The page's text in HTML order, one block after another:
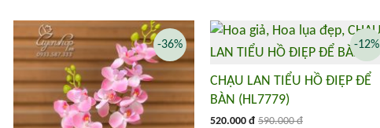
-36%
CHẬU LAN TIỂU HỒ ĐIỆP ĐỂ
BÀN (HL7779)
520.000 đ 590.000 đ
-12%